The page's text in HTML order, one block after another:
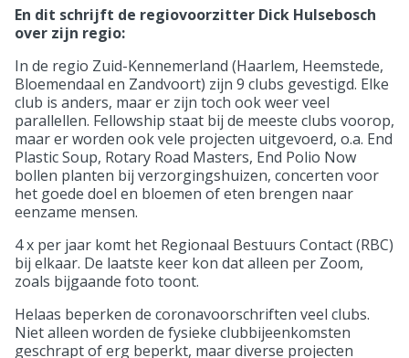
En dit schrijft de regiovoorzitter Dick Hulsebosch
over zijn regio:
In de regio Zuid-Kennemerland (Haarlem, Heemstede,
Bloemendaal en Zandvoort) zijn 9 clubs gevestigd. Elke
club is anders, maar er zijn toch ook weer veel
parallellen. Fellowship staat bij de meeste clubs voorop,
maar er worden ook vele projecten uitgevoerd, o.a. End
Plastic Soup, Rotary Road Masters, End Polio Now
bollen planten bij verzorgingshuizen, concerten voor
het goede doel en bloemen of eten brengen naar
eenzame mensen.
4 x per jaar komt het Regionaal Bestuurs Contact (RBC)
bij elkaar. De laatste keer kon dat alleen per Zoom,
zoals bijgaande foto toont.
Helaas beperken de coronavoorschriften veel clubs.
Niet alleen worden de fysieke clubbijeenkomsten
geschrapt of erg beperkt, maar diverse projecten